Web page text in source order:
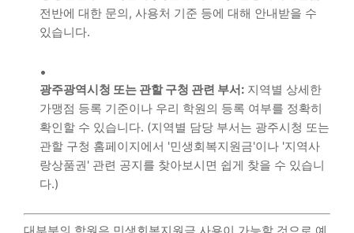
전반에 대한 문의, 사용처 기준 등에 대해 안내받을 수
있습니다.
광주광역시청 또는 관할 구청 관련 부서: 지역별 상세한
가맹점 등록 기준이나 우리 학원의 등록 여부를 정확히
확인할 수 있습니다. (지역별 담당 부서는 광주시청 또는
관할 구청 홈페이지에서 '민생회복지원금'이나 '지역사
랑상품권' 관련 공지를 찾아보시면 쉽게 찾을 수 있습니
다.)